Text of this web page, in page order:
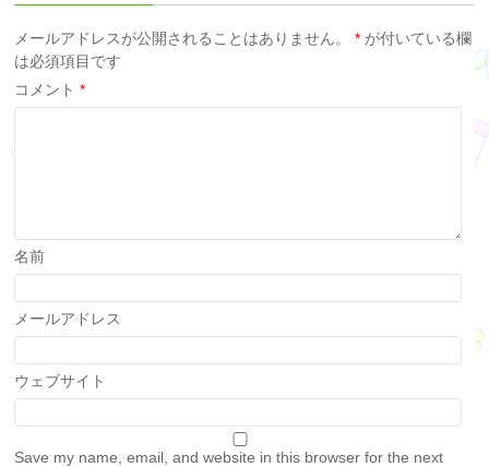
メールアドレスが公開されることはありません。 * が付いている欄
は必須項目です
コメント*
名前
メールアドレス
ウェブサイト
Save my name, email, and website in this browser for the next